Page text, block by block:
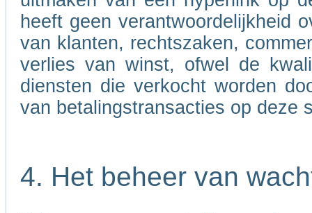
heeft geen verantwoordelijkheid
van klanten, rechtszaken,
verlies van winst, ofwel de
diensten die verkocht worden
van betalingstransacties op deze
4. Het beheer van